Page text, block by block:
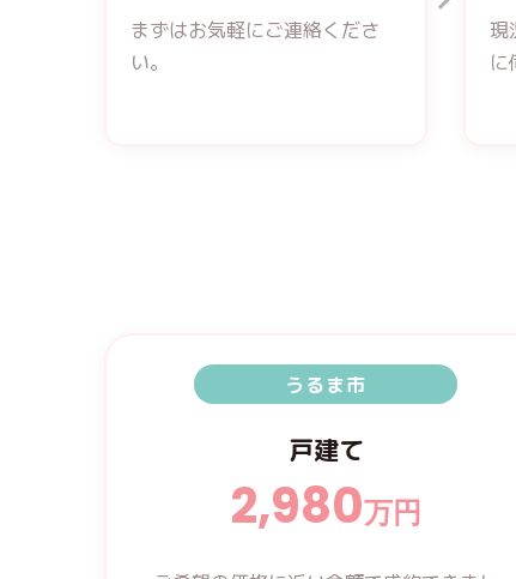
まずはお気軽にご連絡くださ
い。
現
に
うるま市
戸建て
2,980万円